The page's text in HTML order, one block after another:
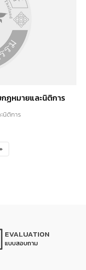
ฏหมายและนิติการ
นิติการ
EVALUATION
แบบสอบถาม